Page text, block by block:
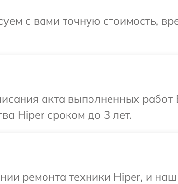
с вами точную стоимость,
акта выполненных работ
Hiper сроком до 3 лет.
ремонта техники Hiper, и наш